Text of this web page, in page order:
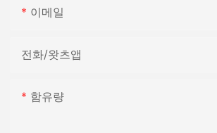
이메일
전화/왓츠앱
함유량